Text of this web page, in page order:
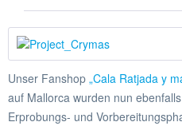
Unser Fanshop „Cala Ratjada y
auf Mallorca wurden nun
Erprobungs- und